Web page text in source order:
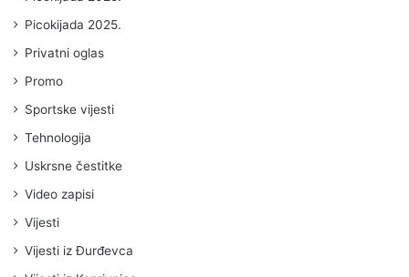
Picokijada 2025.
Privatni oglas
Promo
Sportske vijesti
Tehnologija
Uskrsne čestitke
Video zapisi
Vijesti
Vijesti iz Đurđevca